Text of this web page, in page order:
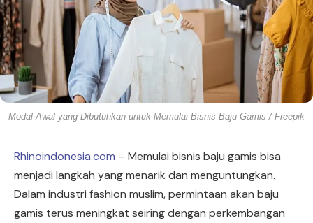
Modal Awal yang Dibutuhkan untuk Memulai Bisnis Baju Gamis / Freepik
Rhinoindonesia.com – Memulai bisnis baju gamis bisa
menjadi langkah yang menarik dan menguntungkan.
Dalam industri fashion muslim, permintaan akan baju
gamis terus meningkat seiring dengan perkembangan